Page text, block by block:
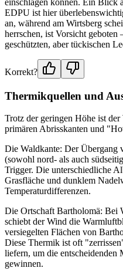
EDPU ist hier
an, während am Wirtsberg
herrschen, ist Vorsicht
geschützten, aber tückischen
Korrekt?
Thermikquellen und
Trotz der geringen Höhe ist
primären Abrisskanten und
Die Waldkante: Der Übergang
(sowohl nord- als auch
Trigger. Die unterschiedliche
Grasfläche und dunklem
Temperaturdifferenzen.
Die Ortschaft Bartholomä: Bei
schiebt der Wind die
versiegelten Flächen von
Diese Thermik ist oft
liefern, um die entscheidenden
gewinnen.